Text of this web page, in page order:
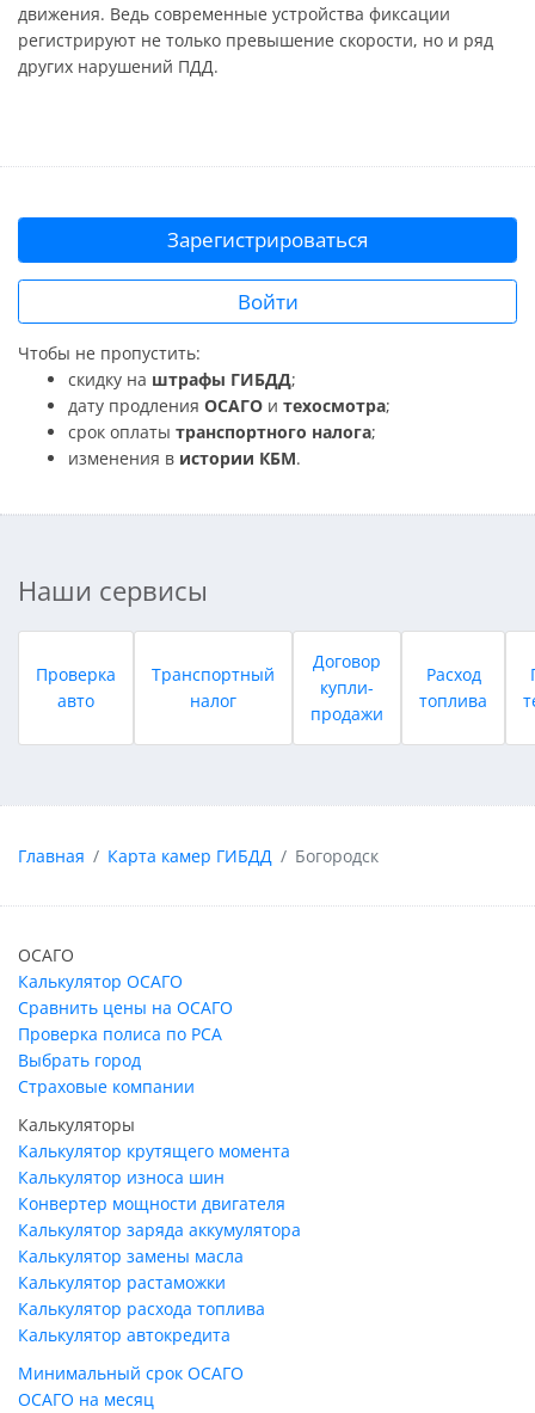
движения. Ведь современные устройства фиксации
регистрируют не только превышение скорости, но и ряд
других нарушений ПДД.
Зарегистрироваться
Войти
Чтобы не пропустить:
скидку на штрафы ГИБДД;
дату продления ОСАГО и техосмотра;
срок оплаты транспортного налога;
изменения в истории КБМ.
Наши сервисы
Проверка
авто
Транспортный
налог
Договор
купли-
продажи
Расход
топлива
Главная Карта камер ГИБДД Богородск
ОСАГО
Калькулятор ОСАГО
Сравнить цены на ОСАГО
Проверка полиса по РСА
Выбрать город
Страховые компании
Калькуляторы
Калькулятор крутящего момента
Калькулятор износа шин
Конвертер мощности двигателя
Калькулятор заряда аккумулятора
Калькулятор замены масла
Калькулятор растаможки
Калькулятор расхода топлива
Калькулятор автокредита
Минимальный срок ОСАГО
ОСАГО на месяц